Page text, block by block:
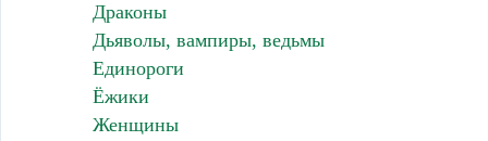
Драконы
Дьяволы, вампиры, ведьмы
Единороги
Ёжики
Женщины